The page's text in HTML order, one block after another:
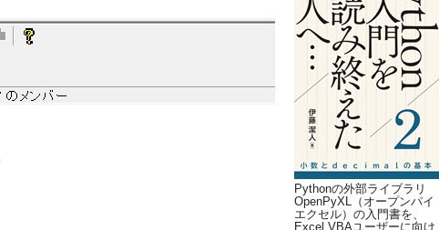
Pythonの外部ライブラリ
OpenPyXL（オープンパイ
エクセル）の入門書を、
Excel VBAユーザーに向け